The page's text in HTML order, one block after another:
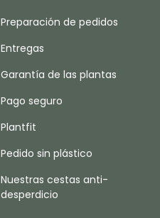
Preparación de pedidos
Entregas
Garantía de las plantas
Pago seguro
Plantfit
Pedido sin plástico
Nuestras cestas anti-
desperdicio